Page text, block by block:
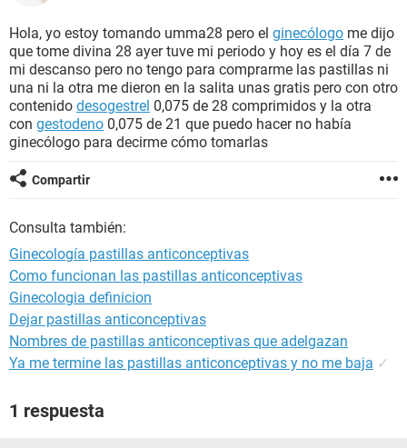
BIENESTAR
SEXUALIDAD
GLOSARIO
Hola, yo estoy tomando umma28 pero el ginecólogo me dijo
que tome divina 28 ayer tuve mi periodo y hoy es el día 7 de
mi descanso pero no tengo para comprarme las pastillas ni
una ni la otra me dieron en la salita unas gratis pero con otro
contenido desogestrel 0,075 de 28 comprimidos y la otra
con gestodeno 0,075 de 21 que puedo hacer no había
ginecólogo para decirme cómo tomarlas
Compartir
Consulta también:
Ginecología pastillas anticonceptivas
Como funcionan las pastillas anticonceptivas
Ginecologia definicion
Dejar pastillas anticonceptivas
Nombres de pastillas anticonceptivas que adelgazan
Ya me termine las pastillas anticonceptivas y no me baja ✓
1 respuesta